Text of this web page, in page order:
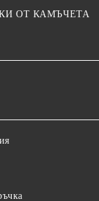
ОТ КАМЪЧЕТА